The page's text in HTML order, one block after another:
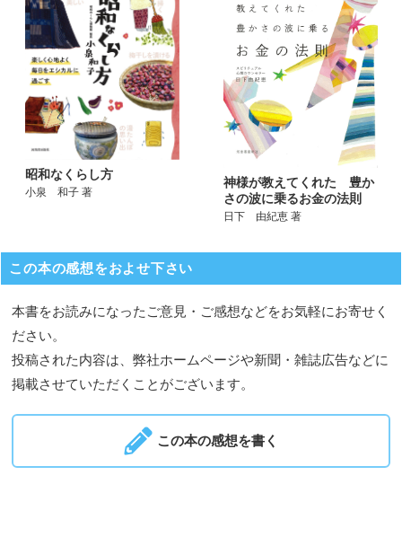
昭和なくらし方
小泉 和子 著
神様が教えてくれた 豊か
さの波に乗るお金の法則
日下 由紀恵 著
この本の感想をおよせ下さい
本書をお読みになったご意見・ご感想などをお気軽にお寄せく
ださい。
投稿された内容は、弊社ホームページや新聞・雑誌広告などに
掲載させていただくことがございます。
この本の感想を書く